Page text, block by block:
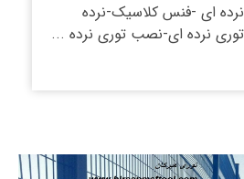
ای -فنس کلاسیک-نرده
نرده ای-نصب توری نرده ...